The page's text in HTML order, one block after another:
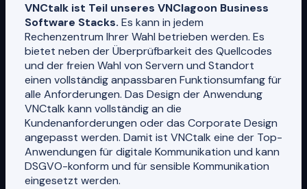
VNCtalk ist Teil unseres VNClagoon Business
Software Stacks. Es kann in jedem
Rechenzentrum Ihrer Wahl betrieben werden. Es
bietet neben der Überprüfbarkeit des Quellcodes
und der freien Wahl von Servern und Standort
einen vollständig anpassbaren Funktionsumfang für
alle Anforderungen. Das Design der Anwendung
VNCtalk kann vollständig an die
Kundenanforderungen oder das Corporate Design
angepasst werden. Damit ist VNCtalk eine der Top-
Anwendungen für digitale Kommunikation und kann
DSGVO-konform und für sensible Kommunikation
eingesetzt werden.